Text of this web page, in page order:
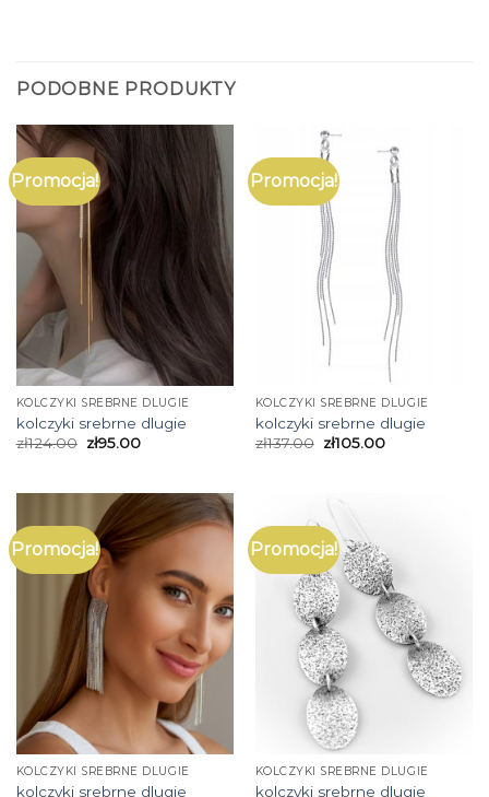
PODOBNE PRODUKTY
Promocja!
KOLCZYKI SREBRNE DLUGIE
kolczyki srebrne dlugie
zł124.00 zł95.00
Promocja!
KOLCZYKI SREBRNE DLUGIE
kolczyki srebrne dlugie
zł137.00 zł105.00
Promocja!
KOLCZYKI SREBRNE DLUGIE
kolczyki srebrne dlugie
Promocja!
KOLCZYKI SREBRNE DLUGIE
kolczyki srebrne dlugie